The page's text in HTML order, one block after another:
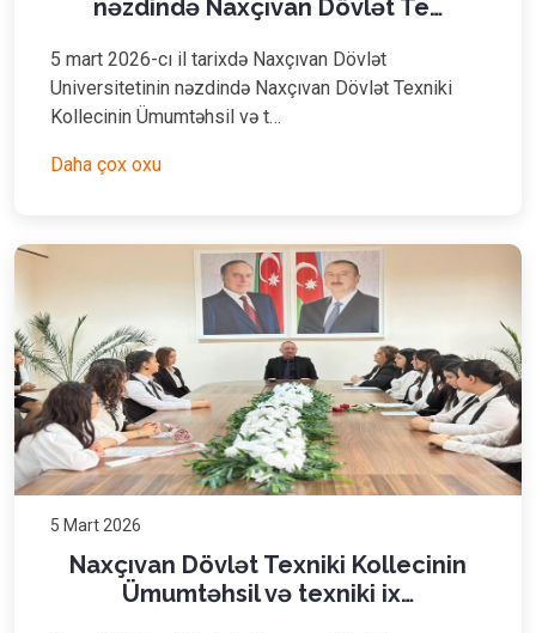
nəzdində Naxçıvan Dövlət Te…
5 mart 2026-cı il tarixdə Naxçıvan Dövlət
Universitetinin nəzdində Naxçıvan Dövlət Texniki
Kollecinin Ümumtəhsil və t…
Daha çox oxu
5 Mart 2026
Naxçıvan Dövlət Texniki Kollecinin
Ümumtəhsil və texniki ix…